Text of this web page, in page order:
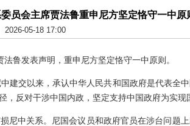
员会主席贾法鲁重申尼方坚定恪守一中原
2026-05-18 17:00
鲁发表声明，重申尼方坚定恪守一中原则。
建交以来，承认中华人民共和国政府是代表全
反对干涉中国内政，坚定支持中国政府为实现
尼中关系。尼国会议员和政府官员在涉台问题